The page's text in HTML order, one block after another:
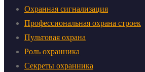
Охранная сигнализация
Профессиональная охрана строек
Пультовая охрана
Роль охранника
Секреты охранника